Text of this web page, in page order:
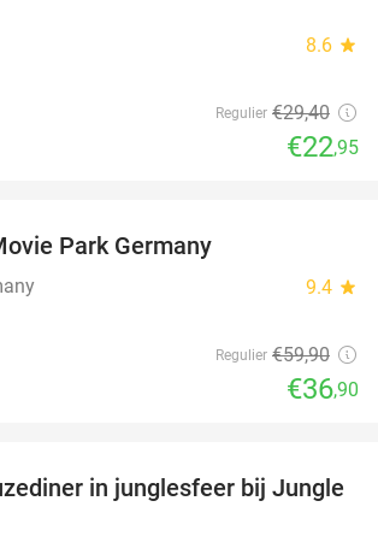
8.6 star
Regulier €29,40
€22,95
Park Germany
9.4 star
Regulier €59,90
€36,90
21%
in junglesfeer bij Jungle